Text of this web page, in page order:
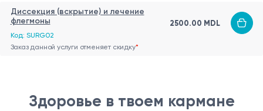
Диссекция (вскрытие) и лечение
флегмоны
Код: SURG02
2500.00 MDL
Заказ данной услуги отменяет скидку*
Здоровье в твоем кармане